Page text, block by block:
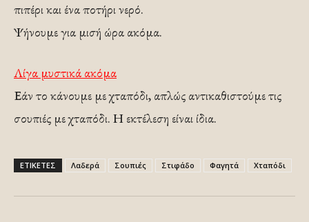
πιπέρι και ένα ποτήρι νερό.
Ψήνουμε για μισή ώρα ακόμα.
Λίγα μυστικά ακόμα
Εάν το κάνουμε με χταπόδι, απλώς αντικαθιστούμε τις
σουπιές με χταπόδι. Η εκτέλεση είναι ίδια.
ΕΤΙΚΕΤΕΣ Λαδερά Σουπιές Στιφάδο Φαγητά Χταπόδι